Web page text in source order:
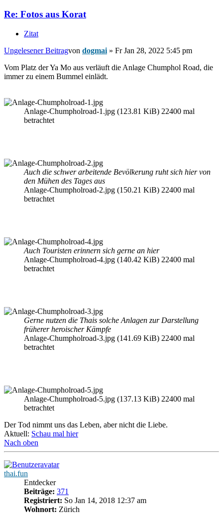
Re: Fotos aus Korat
Zitat
Ungelesener Beitragvon dogmai » Fr Jan 28, 2022 5:45 pm
Vom Platz der Ya Mo aus verläuft die Anlage Chumphol Road, die
immer zu einem Bummel einlädt.
Anlage-Chumpholroad-1.jpg (123.81 KiB) 22400 mal
betrachtet
Auch die schwer arbeitende Bevölkerung ruht sich hier von
den Mühen des Tages aus
Anlage-Chumpholroad-2.jpg (150.21 KiB) 22400 mal
betrachtet
Auch Touristen erinnern sich gerne an hier
Anlage-Chumpholroad-4.jpg (140.42 KiB) 22400 mal
betrachtet
Gerne nutzen die Thais solche Anlagen zur Darstellung
früherer heroischer Kämpfe
Anlage-Chumpholroad-3.jpg (141.69 KiB) 22400 mal
betrachtet
Anlage-Chumpholroad-5.jpg (137.13 KiB) 22400 mal
betrachtet
Der Tod nimmt uns das Leben, aber nicht die Liebe.
Aktuell: Schau mal hier
Nach oben
thai.fun
Entdecker
Beiträge: 371
Registriert: So Jan 14, 2018 12:37 am
Wohnort: Zürich